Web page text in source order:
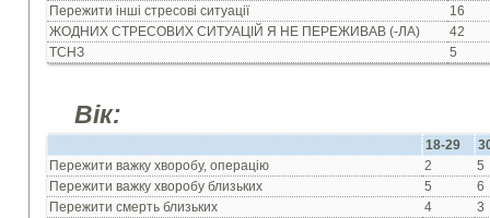
Пережити інші стресові ситуації
16
ЖОДНИХ СТРЕСОВИХ СИТУАЦIЙ Я НЕ ПЕРЕЖИВАВ (-ЛА)
42
ТСНЗ
5
Вік:
18-29
Пережити важку хворобу, операцію
2
5
Пережити важку хворобу близьких
5
6
Пережити смерть близьких
4
3